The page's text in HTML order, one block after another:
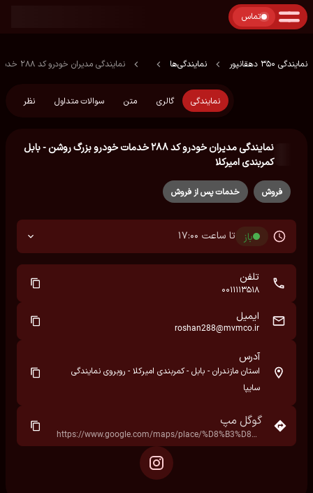
تماس
نمایندگی 350 دهقانپور نمایندگی‌ها نمایندگی مدیران خودرو کد ۲۸۸ خدمات خودرو بزرگ روشن - بابل کمربندی امیرکلا
نمایندگی گالری متن سوالات متداول نظر
نمایندگی مدیران خودرو کد ۲۸۸ خدمات خودرو بزرگ روشن - بابل
کمربندی امیرکلا
فروش خدمات پس از فروش
باز تا ساعت 17:00
تلفن
0011113518
ایمیل
roshan288@mvmco.ir
آدرس
استان مازندران - بابل - کمربندی امیرکلا - روبروی نمایندگی
سایپا
گوگل مپ
https://www.google.com/maps/place/%D8%B3%D8%A7%DB%8C%D9%BE%D8%A7%E2%80%AD/data=!4m7!3m6!1s0x3f8f87a6769b5b4b:0x2bab2d74bc0aa73c!8m2!3d36.6091311!4d52.6724079!16s%2Fg%2F11b7m96bdc!19sChIJS1ubdqaHjz8RPKcKvHQtqys?hl=fa&rclk=1